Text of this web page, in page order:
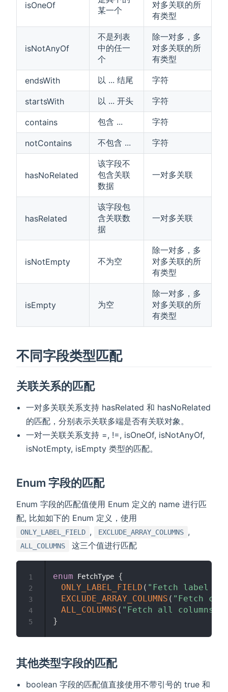
isOneOf
某一个
对多关联的所
有类型
isNotAnyOf
不是列表
中的任一
个
除一对多，多
对多关联的所
有类型
endsWith 以 ... 结尾 字符
startsWith 以 ... 开头 字符
contains 包含 ... 字符
notContains 不包含 ... 字符
hasNoRelated
该字段不
包含关联
数据
一对多关联
hasRelated
该字段包
含关联数
据
一对多关联
isNotEmpty 不为空
除一对多，多
对多关联的所
有类型
isEmpty 为空
除一对多，多
对多关联的所
有类型
不同字段类型匹配
关联关系的匹配
一对多关联关系支持 hasRelated 和 hasNoRelated
的匹配，分别表示关联多端是否有关联对象。
一对一关联关系支持 =, !=, isOneOf, isNotAnyOf,
isNotEmpty, isEmpty 类型的匹配。
Enum 字段的匹配
Enum 字段的匹配值使用 Enum 定义的 name 进行匹
配, 比如如下的 Enum 定义，使用
ONLY_LABEL_FIELD , EXCLUDE_ARRAY_COLUMNS ,
ALL_COLUMNS 这三个值进行匹配
enum FetchType {
ONLY_LABEL_FIELD ( "Fetch label
EXCLUDE_ARRAY_COLUMNS ( "Fetch
ALL_COLUMNS ( "Fetch all columns"
}
1
2
3
4
5
其他类型字段的匹配
boolean 字段的匹配值直接使用不带引号的 true 和